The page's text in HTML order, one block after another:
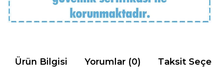
Ürün Bilgisi Yorumlar (0) Taksit